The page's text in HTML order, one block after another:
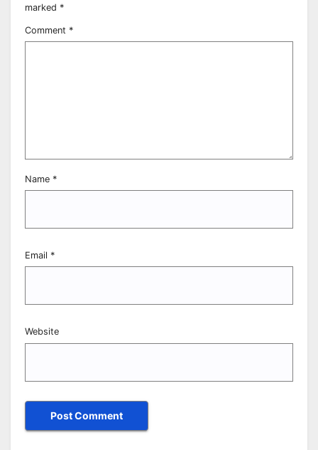
marked *
Comment *
Name *
Email *
Website